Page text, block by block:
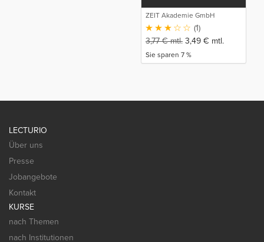
ZEIT Akademie GmbH
(1)
3,77€mtl. 3,49 € mtl.
Sie sparen 7 %
LECTURIO
Über uns
Presse
Jobangebote
Kontakt
KURSE
nach Themen
nach Institutionen